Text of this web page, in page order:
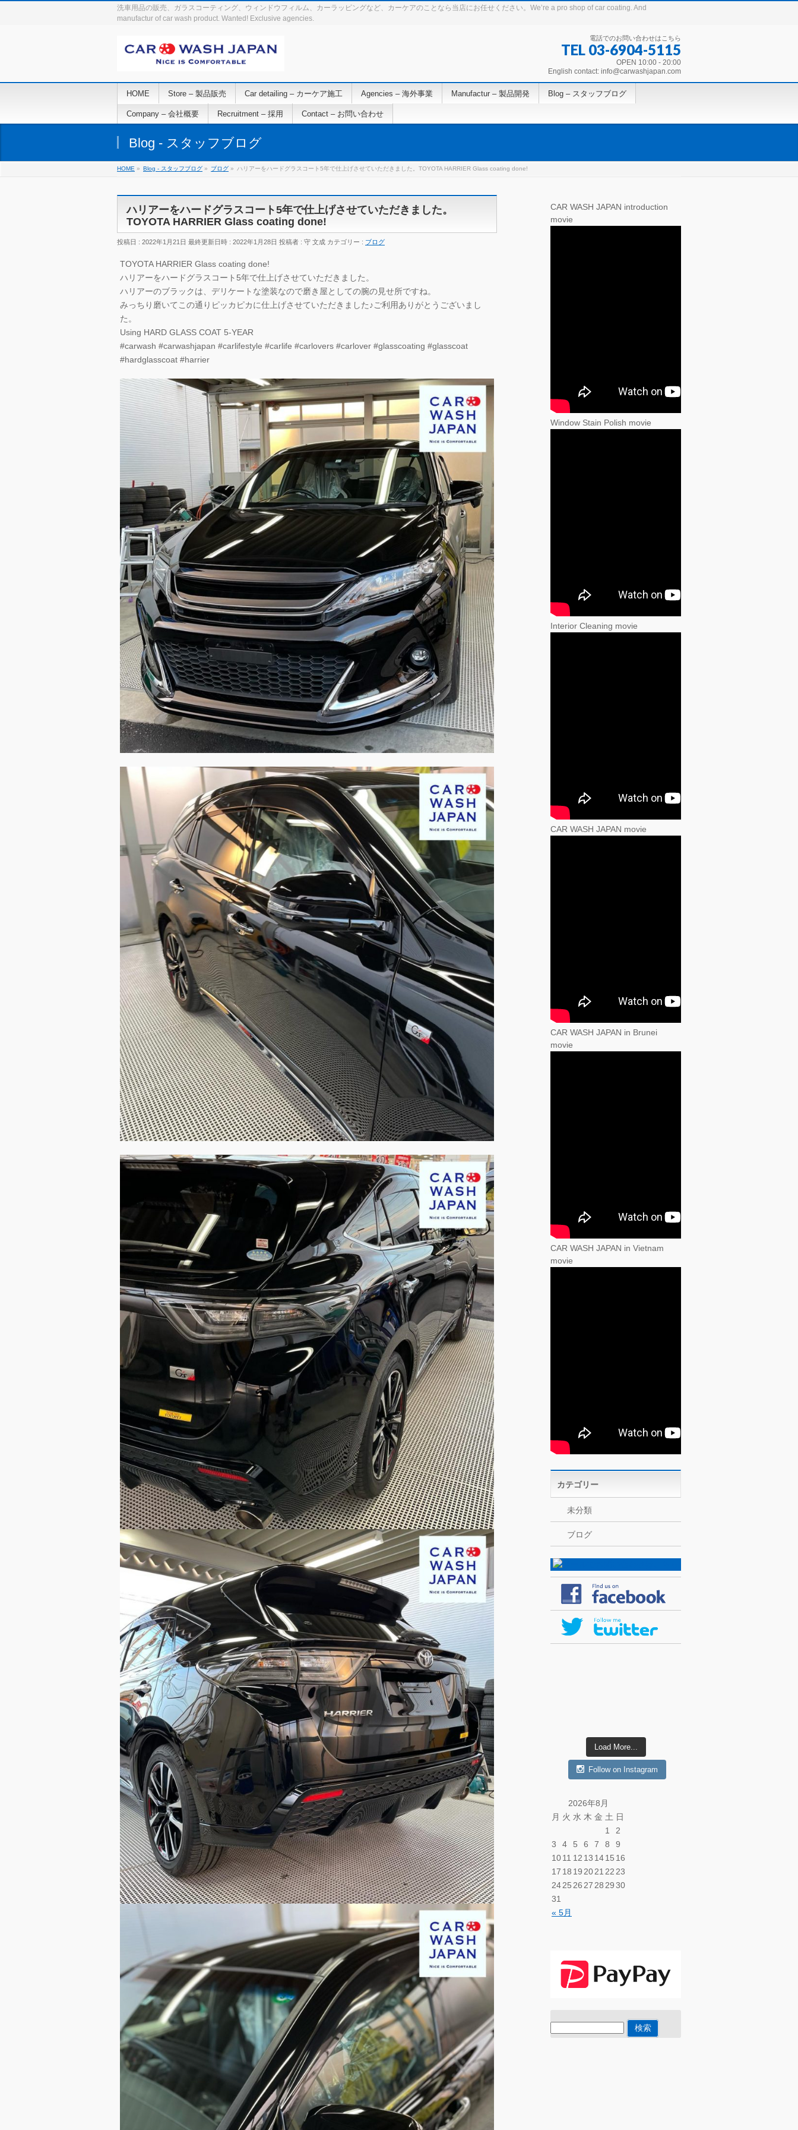
洗車用品の販売、ガラスコーティング、ウィンドウフィルム、カーラッピングなど、カーケアのことなら当店にお任せください。We’re a pro shop of car coating. And
manufactur of car wash product. Wanted! Exclusive agencies.
電話でのお問い合わせはこちら
TEL 03-6904-5115
OPEN 10:00 - 20:00
English contact: info@carwashjapan.com
HOME Store – 製品販売 Car detailing – カーケア施工 Agencies – 海外事業 Manufactur – 製品開発 Blog – スタッフブログ
Company – 会社概要 Recruitment – 採用 Contact – お問い合わせ
Blog - スタッフブログ
HOME » Blog - スタッフブログ » ブログ » ハリアーをハードグラスコート5年で仕上げさせていただきました。TOYOTA HARRIER Glass coating done!
ハリアーをハードグラスコート5年で仕上げさせていただきました。
TOYOTA HARRIER Glass coating done!
投稿日 : 2022年1月21日 最終更新日時 : 2022年1月28日 投稿者 : 守 文成 カテゴリー : ブログ
TOYOTA HARRIER Glass coating done!
ハリアーをハードグラスコート5年で仕上げさせていただきました。
ハリアーのブラックは、デリケートな塗装なので磨き屋としての腕の見せ所ですね。
みっちり磨いてこの通りピッカピカに仕上げさせていただきました♪ご利用ありがとうございまし
た。
Using HARD GLASS COAT 5-YEAR
#carwash #carwashjapan #carlifestyle #carlife #carlovers #carlover #glasscoating #glasscoat
#hardglasscoat #harrier
CAR WASH JAPAN introduction
movie
Window Stain Polish movie
Interior Cleaning movie
CAR WASH JAPAN movie
CAR WASH JAPAN in Brunei
movie
CAR WASH JAPAN in Vietnam
movie
カテゴリー
未分類
ブログ
Load More...
Follow on Instagram
2026年8月
月 火 水 木 金 土 日
« 5月
1
2
3
4 5 6 7 8
9
1011 12 13 1415 16
17 18 19 2021 22 23
2425 26 27 28 2930
31